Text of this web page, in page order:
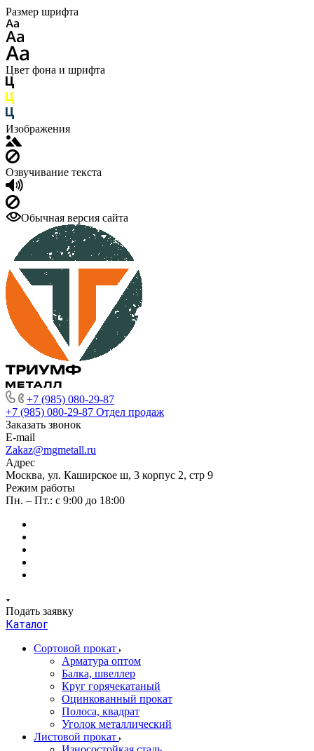
Размер шрифта
Цвет фона и шрифта
Изображения
Озвучивание текста
Обычная версия сайта
+7 (985) 080-29-87
+7 (985) 080-29-87 Отдел продаж
Заказать звонок
E-mail
Zakaz@mgmetall.ru
Адрес
Москва, ул. Каширское ш, 3 корпус 2, стр 9
Режим работы
Пн. – Пт.: с 9:00 до 18:00
Подать заявку
Каталог
Сортовой прокат
Арматура оптом
Балка, швеллер
Круг горячекатаный
Оцинкованный прокат
Полоса, квадрат
Уголок металлический
Листовой прокат